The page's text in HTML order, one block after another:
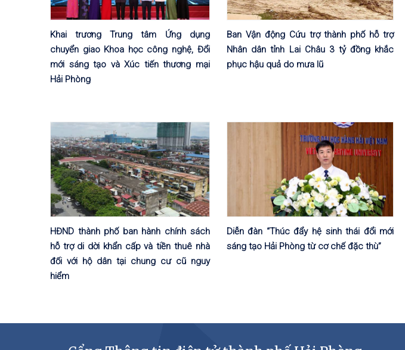
Khai trương Trung tâm Ứng dụng
chuyển giao Khoa học công nghệ, Đổi
mới sáng tạo và Xúc tiến thương mại
Hải Phòng
Ban Vận động Cứu trợ thành phố hỗ trợ
Nhân dân tỉnh Lai Châu 3 tỷ đồng khắc
phục hậu quả do mưa lũ
HĐND thành phố ban hành chính sách
hỗ trợ di dời khẩn cấp và tiền thuê nhà
đối với hộ dân tại chung cư cũ nguy
hiểm
Diễn đàn “Thúc đẩy hệ sinh thái đổi mới
sáng tạo Hải Phòng từ cơ chế đặc thù”